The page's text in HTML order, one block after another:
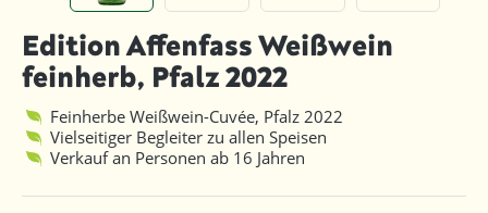
Edition Affenfass Weißwein
feinherb, Pfalz 2022
Feinherbe Weißwein-Cuvée, Pfalz 2022
Vielseitiger Begleiter zu allen Speisen
Verkauf an Personen ab 16 Jahren